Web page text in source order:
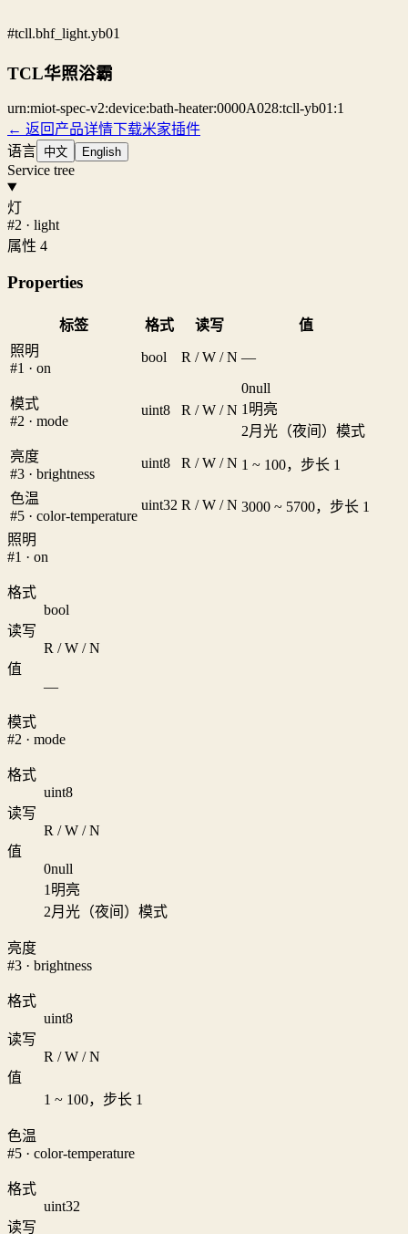
#tcll.bhf_light.yb01
TCL华照浴霸
urn:miot-spec-v2:device:bath-heater:0000A028:tcll-yb01:1
← 返回产品详情下载米家插件
语言 中文 English
Service tree
灯
#2 · light
属性 4
Properties
标签 格式 读写
值
照明
#1 · on
bool R / W / N —
模式
#2 · mode
uint8 R / W / N
0null
1 明亮
2月光（夜间）模式
亮度
#3 · brightness
uint8 R / W / N 1 ~ 100，步长 1
色温
#5 · color-temperature
uint32 R / W / N 3000 ~ 5700，步长 1
照明
#1 · on
格式
bool
读写
R / W / N
值
—
模式
#2 · mode
格式
uint8
读写
R / W / N
值
0null
1 明亮
2月光（夜间）模式
亮度
#3 · brightness
格式
uint8
读写
R / W / N
值
1 ~ 100，步长 1
色温
#5 · color-temperature
格式
uint32
读写